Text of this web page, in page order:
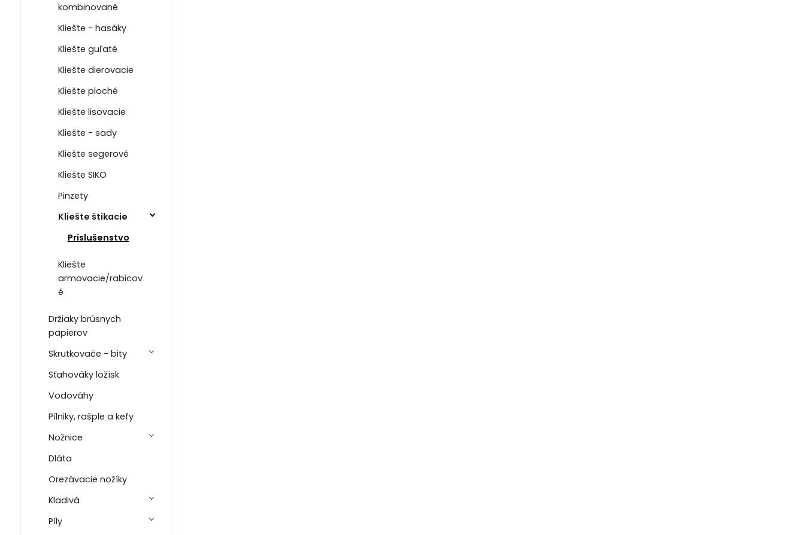
kombinované
Kliešte - hasáky
Kliešte guľaté
Kliešte dierovacie
Kliešte ploché
Kliešte lisovacie
Kliešte - sady
Kliešte segerové
Kliešte SIKO
Pinzety
Kliešte štikacie
Príslušenstvo
Kliešte
armovacie/rabicov
é
Držiaky brúsnych
papierov
Skrutkovače - bity
Sťahováky ložísk
Vodováhy
Pílniky, rašple a kefy
Nožnice
Dláta
Orezávacie nožíky
Kladivá
Píly